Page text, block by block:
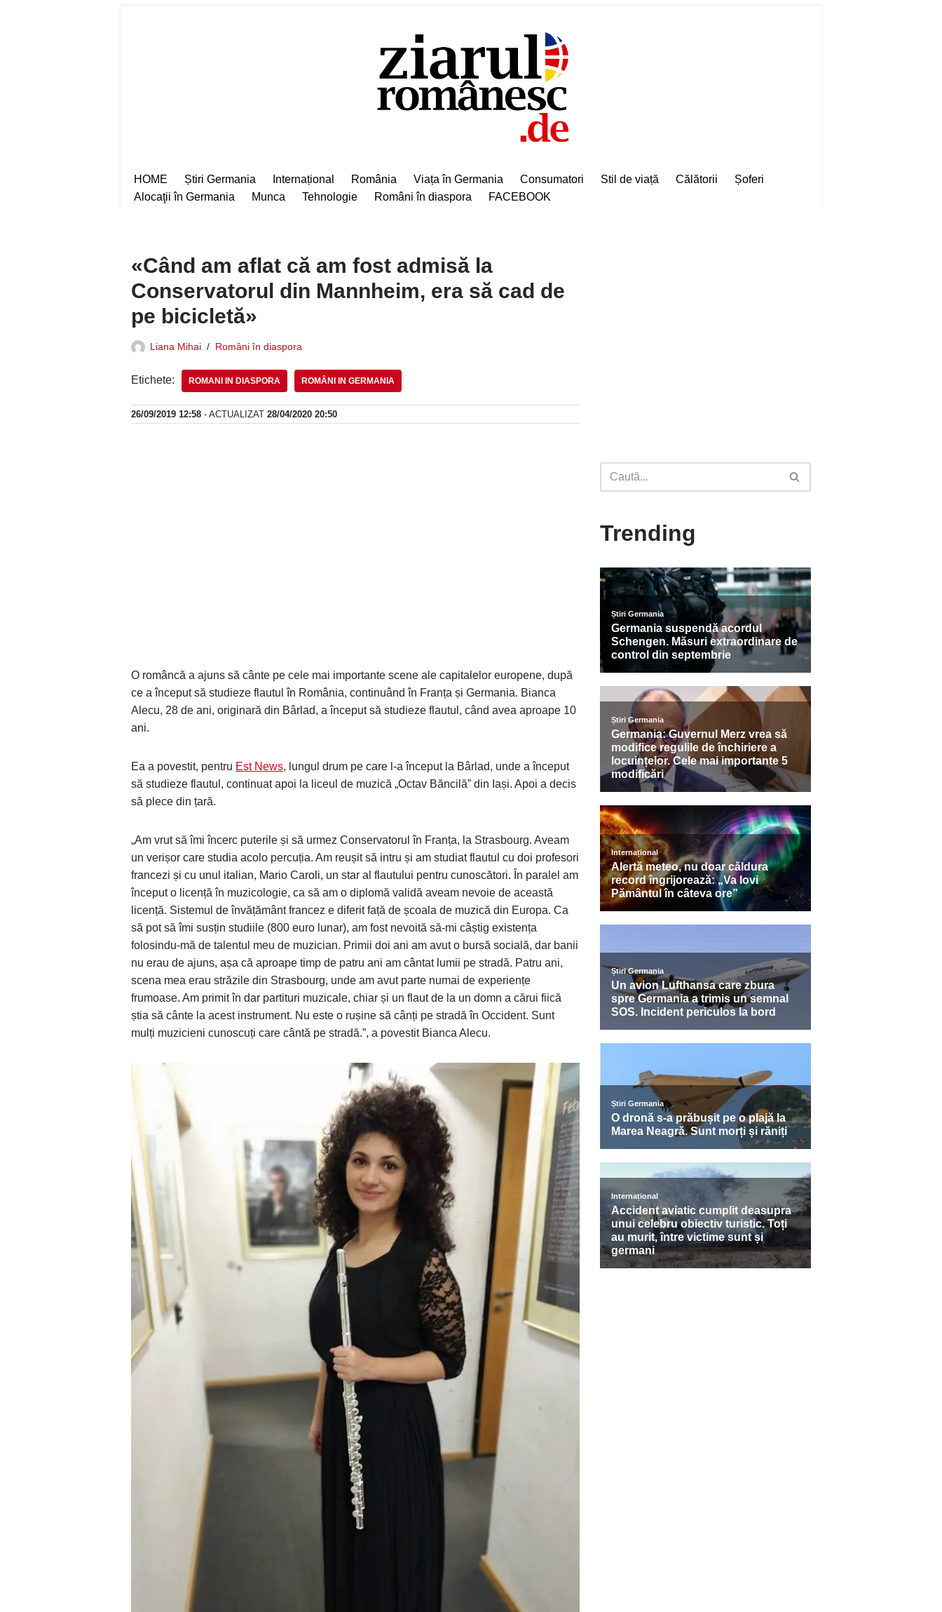
HOME Știri Germania Internațional România Viața în Germania Consumatori Stil de viață Călătorii
Șoferi
Alocaţii în Germania
Munca Tehnologie Români în diaspora FACEBOOK
«Când am aflat că am fost admisă la
Conservatorul din Mannheim, era să cad de
pe bicicletă»
Liana Mihai Români în diaspora
Etichete: ROMANI IN DIASPORA ROMÂNI IN GERMANIA
26/09/2019 12:58 - ACTUALIZAT 28/04/2020 20:50
O româncă a ajuns să cânte pe cele mai importante scene ale capitalelor europene, după
ce a început să studieze flautul în România, continuând în Franța și Germania. Bianca
Alecu, 28 de ani, originară din Bârlad, a început să studieze flautul, când avea aproape 10
ani.
Ea a povestit, pentru Est News, lungul drum pe care l-a început la Bârlad, unde a început
să studieze flautul, continuat apoi la liceul de muzică „Octav Băncilă” din Iași. Apoi a decis
să plece din țară.
„Am vrut să îmi încerc puterile și să urmez Conservatorul în Franța, la Strasbourg. Aveam
un verișor care studia acolo percuția. Am reușit să intru și am studiat flautul cu doi profesori
francezi și cu unul italian, Mario Caroli, un star al flautului pentru cunoscători. În paralel am
început o licență în muzicologie, ca să am o diplomă validă aveam nevoie de această
licență. Sistemul de învățământ francez e diferit față de școala de muzică din Europa. Ca
să pot să îmi susțin studiile (800 euro lunar), am fost nevoită să-mi câștig existența
folosindu-mă de talentul meu de muzician. Primii doi ani am avut o bursă socială, dar banii
nu erau de ajuns, așa că aproape timp de patru ani am cântat lumii pe stradă. Patru ani,
scena mea erau străzile din Strasbourg, unde am avut parte numai de experiențe
frumoase. Am primit în dar partituri muzicale, chiar și un flaut de la un domn a cărui fiică
știa să cânte la acest instrument. Nu este o rușine să cânți pe stradă în Occident. Sunt
mulți muzicieni cunoscuți care cântă pe stradă.”, a povestit Bianca Alecu.
Trending